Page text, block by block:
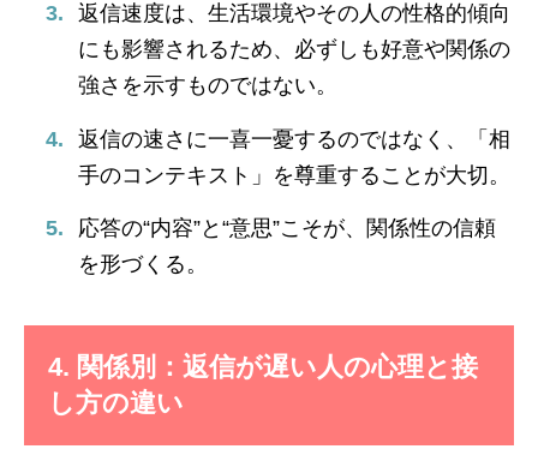
返信速度は、生活環境やその人の性格的傾向
にも影響されるため、必ずしも好意や関係の
強さを示すものではない。
返信の速さに一喜一憂するのではなく、「相
手のコンテキスト」を尊重することが大切。
応答の“内容”と“意思”こそが、関係性の信頼
を形づくる。
4. 関係別：返信が遅い人の心理と接
し方の違い